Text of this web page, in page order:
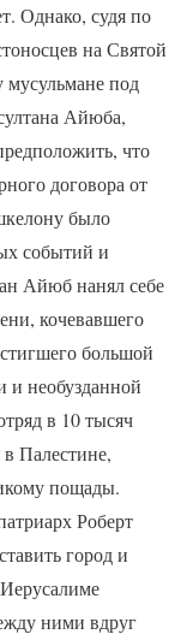
Однако, судя по
на Святой
мусульмане под
Айюба,
что
договора от
было
событий и
Айюб нанял себе
кочевавшего
большой
и необузданной
в 10 тысяч
Палестине,
пощады.
Роберт
город и
ними вдруг